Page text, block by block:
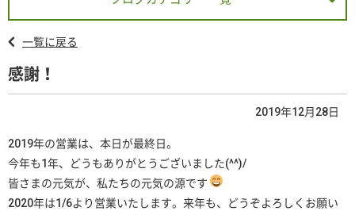
一覧に戻る
感謝！
2019年12月28日
2019年の営業は、本日が最終日。
今年も1年、どうもありがとうございました(^^)/
皆さまの元気が、私たちの元気の源です
2020年は1/6より営業いたします。来年も、どうぞよろしくお願い